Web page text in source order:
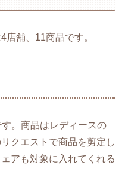
舗、11商品です。
。商品はレディースの
クエストで商品を剪定し
アも対象に入れてくれる